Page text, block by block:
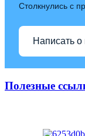
Столкнулись с
Написать
Полезные